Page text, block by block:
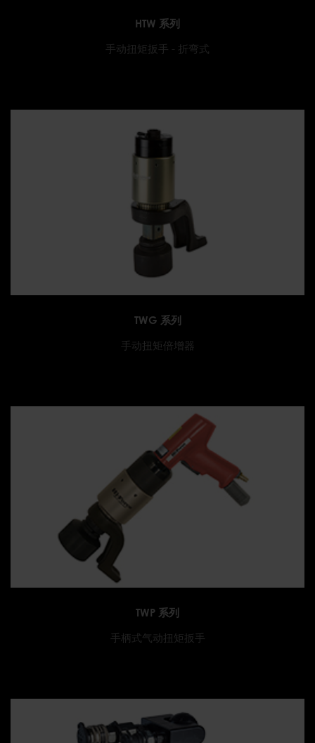
HTW 系列
手动扭矩扳手 - 折弯式
TWG 系列
手动扭矩倍增器
TWP 系列
手柄式气动扭矩扳手